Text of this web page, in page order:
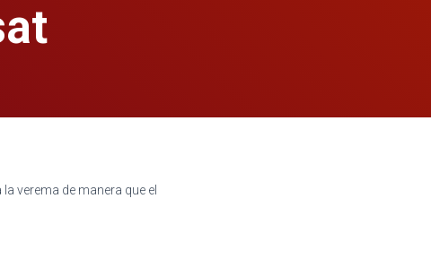
verema de manera que el